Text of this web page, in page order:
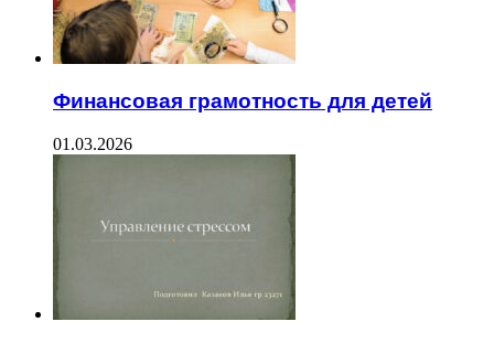
Финансовая грамотность для детей
01.03.2026